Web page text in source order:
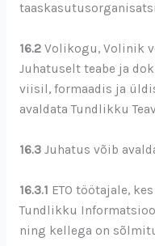
16.2Volikogu, Volinik
Juhatuselt teabe ja
viisil, formaadis ja
avaldata Tundlikku
16.3Juhatus võib
16.3.1 ETO töötajale,
Tundlikku
ning kellega on